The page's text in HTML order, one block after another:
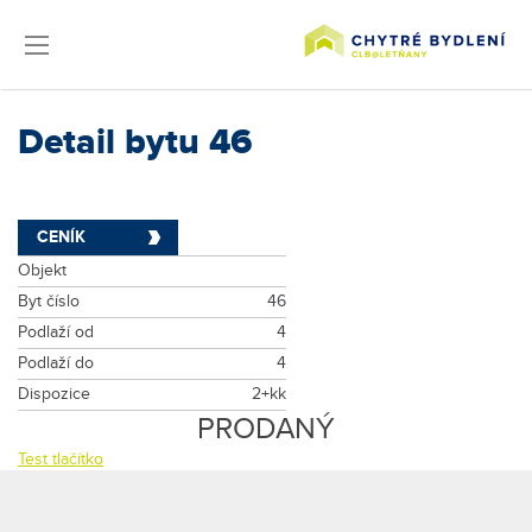
Detail bytu 46
CENÍK
Objekt
Byt číslo
46
Podlaží od
4
Podlaží do
4
Dispozice
2+kk
PRODANÝ
Test tlačítko